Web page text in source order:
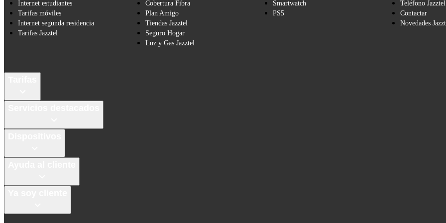
Internet estudiantes
Tarifas móviles
Internet segunda residencia
Tarifas Jazztel
Cobertura Fibra
Plan Amigo
Tiendas Jazztel
Seguro Hogar
Luz y Gas Jazztel
Smartwatch
PS5
Teléfono Jazztel
Contactar
Novedades